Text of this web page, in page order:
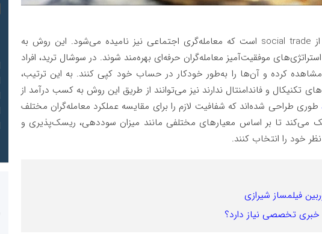
social trade است که معامله‌گری اجتماعی نیز نامیده می‌شود. این روش به
موفقیت‌آمیز معامله‌گران حرفه‌ای بهره‌مند شوند. در سوشال ترید، افراد
مشاهده کرده و آن‌ها را به‌طور خودکار در حساب خود کپی کنند. به این ترتیب،
و فاندامنتال ندارند نیز می‌توانند از طریق این روش به کسب درآمد از
طوری طراحی شده‌اند که شفافیت لازم را برای مقایسه عملکرد معامله‌گران مختلف
می‌کند تا بر اساس معیارهای مختلفی مانند میزان سوددهی، ریسک‌پذیری و
خود را انتخاب کنند.
فیلمساز شیرازی
تخصصی نیاز دارد؟